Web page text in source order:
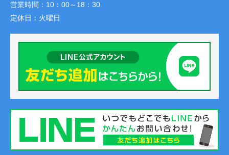
営業時間： 10：00～18：30
定休日： 火曜日